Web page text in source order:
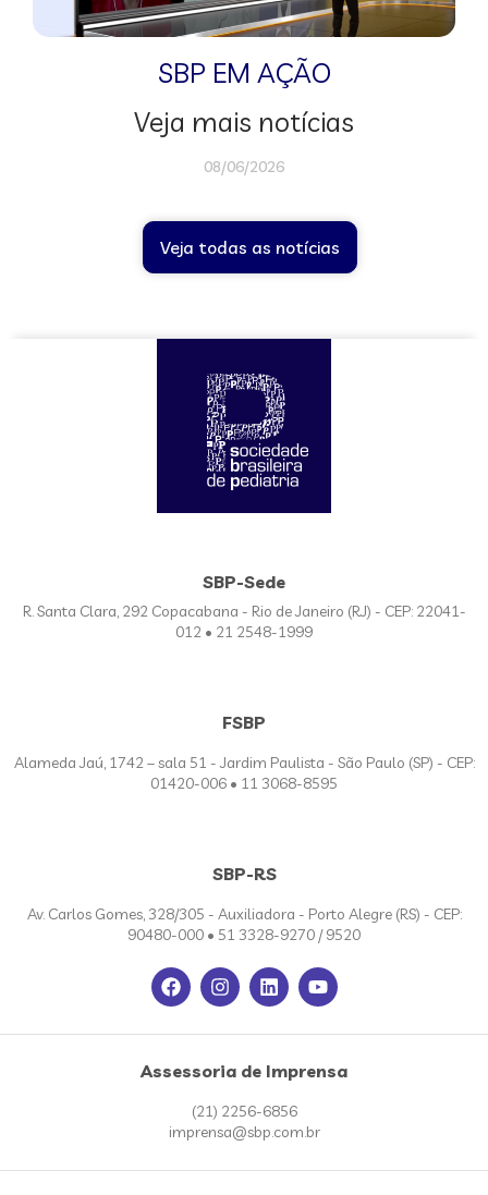
SBP EM AÇÃO
Veja mais notícias
08/06/2026
Veja todas as notícias
SBP-Sede
R. Santa Clara, 292 Copacabana - Rio de Janeiro (RJ) - CEP: 22041-
012 • 21 2548-1999
FSBP
Alameda Jaú, 1742 – sala 51 - Jardim Paulista - São Paulo (SP) - CEP:
01420-006 • 11 3068-8595
SBP-RS
Av. Carlos Gomes, 328/305 - Auxiliadora - Porto Alegre (RS) - CEP:
90480-000 • 51 3328-9270 / 9520
Assessoria de Imprensa
(21) 2256-6856
imprensa@sbp.com.br